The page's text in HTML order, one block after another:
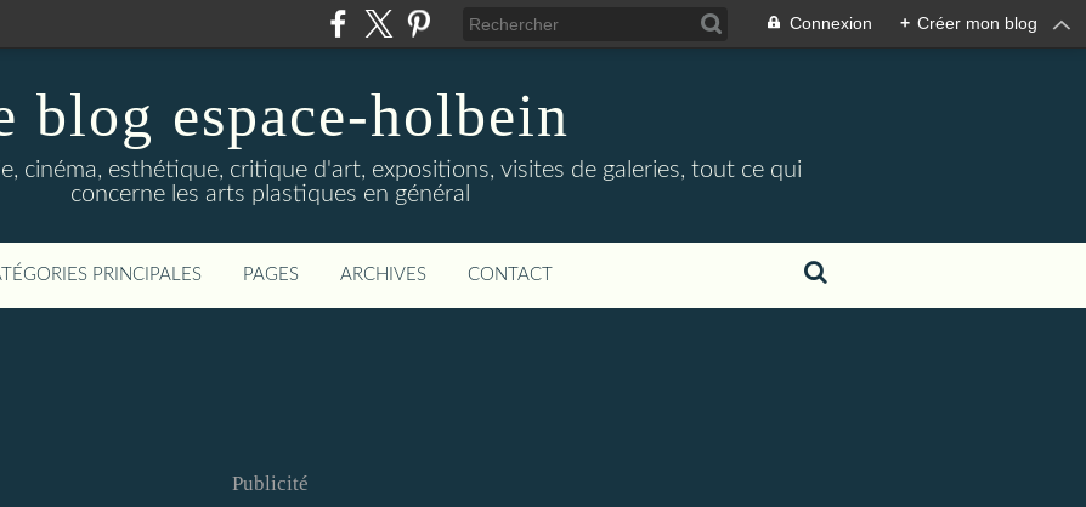
Connexion + Créer mon blog
blog espace-holbein
cinéma, esthétique, critique d'art, expositions, visites de galeries, tout ce qui
concerne les arts plastiques en général
PRINCIPALES PAGES ARCHIVES CONTACT
Publicité